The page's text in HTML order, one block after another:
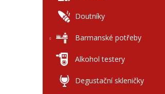
Doutníky
Barmanské potřeby
Alkohol testery
Degustační skleničky